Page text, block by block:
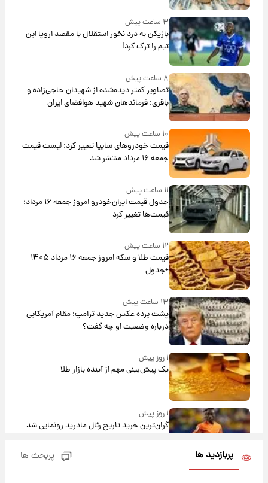
۳ ساعت پیش
بازیکن به درد نخور استقلال با مقصد اروپا این
تیم را ترک کرد!
۸ ساعت پیش
تصاویر کمتر دیده‌شده از شهیدان حاجی‌زاده و
باقری؛ فرماندهان شهید هوافضای ایران
۱۰ ساعت پیش
قیمت خودروهای سایپا تغییر کرد؛ لیست قیمت
جمعه ۱۶ مرداد منتشر شد
۱۱ ساعت پیش
جدول قیمت ایران‌خودرو امروز جمعه ۱۶ مرداد؛
قیمت‌ها تغییر کرد
۱۲ ساعت پیش
قیمت طلا و سکه امروز جمعه ۱۶ مرداد ۱۴۰۵
+جدول
۱۳ ساعت پیش
پشت پرده عکس جدید ترامپ؛ مقام آمریکایی
درباره وضعیت او چه گفت؟
۱ روز پیش
یک پیش‌بینی مهم از آینده بازار طلا
۱ روز پیش
گران‌ترین خرید تاریخ رئال مادرید رونمایی شد
پربازدید ها پربحث ها